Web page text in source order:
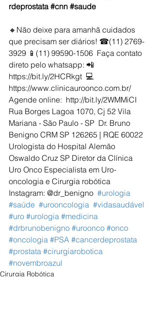
rdeprostata #cnn #saude
🔸Não deixe para amanhã cuidados
que precisam ser diários! ☎(11) 2769-
3929 📱(11) 99590-1506  Faça contato
direto pelo whatsapp: 📲
https://bit.ly/2HCRkgt  💻
https://www.clinicauroonco.com.br/
Agende online:  http://bit.ly/2WMMiCI
Rua Borges Lagoa 1070, Cj 52 Vila
Mariana - São Paulo - SP  Dr. Bruno
Benigno CRM SP 126265 | RQE 60022
Urologista do Hospital Alemão
Oswaldo Cruz SP Diretor da Clínica
Uro Onco Especialista em Uro-
oncologia e Cirurgia robótica
Instagram: @dr_benigno #urologia
#saúde #urooncologia #vidasaudável
#uro #urologia #medicina
#drbrunobenigno #uroonco #onco
#oncologia #PSA #cancerdeprostata
#prostata #cirurgiarobotica
#novembroazul
Cirurgia Robótica